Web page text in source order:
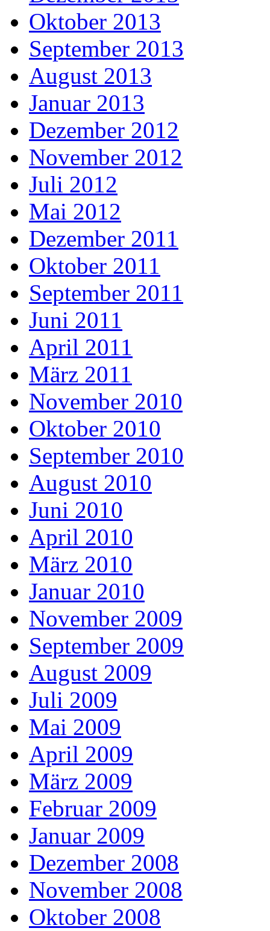
Oktober 2013
September 2013
August 2013
Januar 2013
Dezember 2012
November 2012
Juli 2012
Mai 2012
Dezember 2011
Oktober 2011
September 2011
Juni 2011
April 2011
März 2011
November 2010
Oktober 2010
September 2010
August 2010
Juni 2010
April 2010
März 2010
Januar 2010
November 2009
September 2009
August 2009
Juli 2009
Mai 2009
April 2009
März 2009
Februar 2009
Januar 2009
Dezember 2008
November 2008
Oktober 2008